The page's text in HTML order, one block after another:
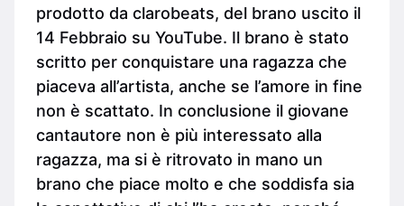
prodotto da clarobeats, del brano uscito il
14 Febbraio su YouTube. Il brano è stato
scritto per conquistare una ragazza che
piaceva all’artista, anche se l’amore in fine
non è scattato. In conclusione il giovane
cantautore non è più interessato alla
ragazza, ma si è ritrovato in mano un
brano che piace molto e che soddisfa sia